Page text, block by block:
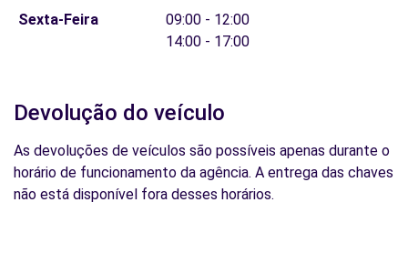
Sexta-Feira
09:00 - 12:00
14:00 - 17:00
Devolução do veículo
As devoluções de veículos são possíveis apenas durante o
horário de funcionamento da agência. A entrega das chaves
não está disponível fora desses horários.